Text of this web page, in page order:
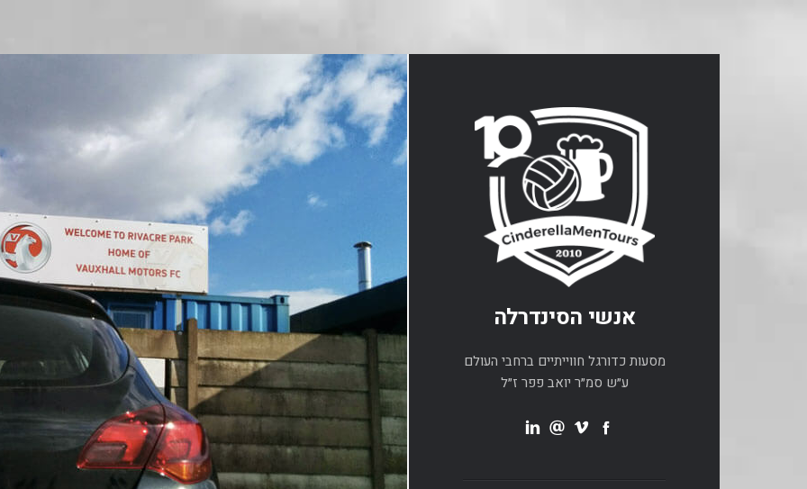
אנשי הסינדרלה
מסעות כדורגל חווייתיים ברחבי העולם
ע״ש סמ״ר יואב פפר ז״ל